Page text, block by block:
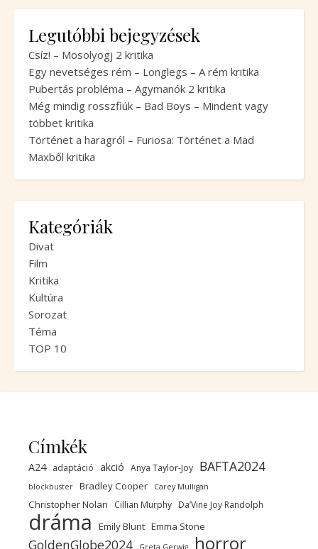
Legutóbbi bejegyzések
Csíz! – Mosolyogj 2 kritika
Egy nevetséges rém – Longlegs – A rém kritika
Pubertás probléma – Agymanók 2 kritika
Még mindig rosszfiúk – Bad Boys – Mindent vagy
többet kritika
Történet a haragról – Furiosa: Történet a Mad
Maxből kritika
Kategóriák
Divat
Film
Kritika
Kultúra
Sorozat
Téma
TOP 10
Címkék
A24 adaptáció akció Anya Taylor-Joy BAFTA2024
blockbuster Bradley Cooper Carey Mulligan
Christopher Nolan Cillian Murphy Da’Vine Joy Randolph
dráma Emily Blunt Emma Stone
GoldenGlobe2024 Greta Gerwig horror